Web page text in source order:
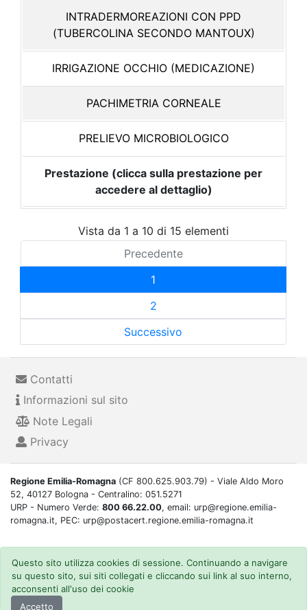
INTRADERMOREAZIONI CON PPD
(TUBERCOLINA SECONDO MANTOUX)
IRRIGAZIONE OCCHIO (MEDICAZIONE)
PACHIMETRIA CORNEALE
PRELIEVO MICROBIOLOGICO
Prestazione (clicca sulla prestazione per
accedere al dettaglio)
Vista da 1 a 10 di 15 elementi
Precedente
1
2
Successivo
Contatti
Informazioni sul sito
Note Legali
Privacy
Regione Emilia-Romagna (CF 800.625.903.79) - Viale Aldo Moro
52, 40127 Bologna - Centralino: 051.5271
URP - Numero Verde: 800 66.22.00, email: urp@regione.emilia-
romagna.it, PEC: urp@postacert.regione.emilia-romagna.it
Questo sito utilizza cookies di sessione. Continuando a navigare
su questo sito, sui siti collegati e cliccando sui link al suo interno,
acconsenti all'uso dei cookie
Accetto